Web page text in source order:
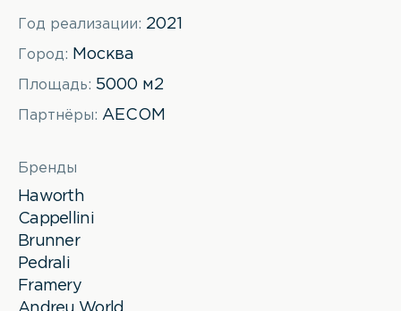
Год реализации: 2021
Город: Москва
Площадь: 5000 м2
Партнёры: AECOM
Бренды
Haworth
Cappellini
Brunner
Pedrali
Framery